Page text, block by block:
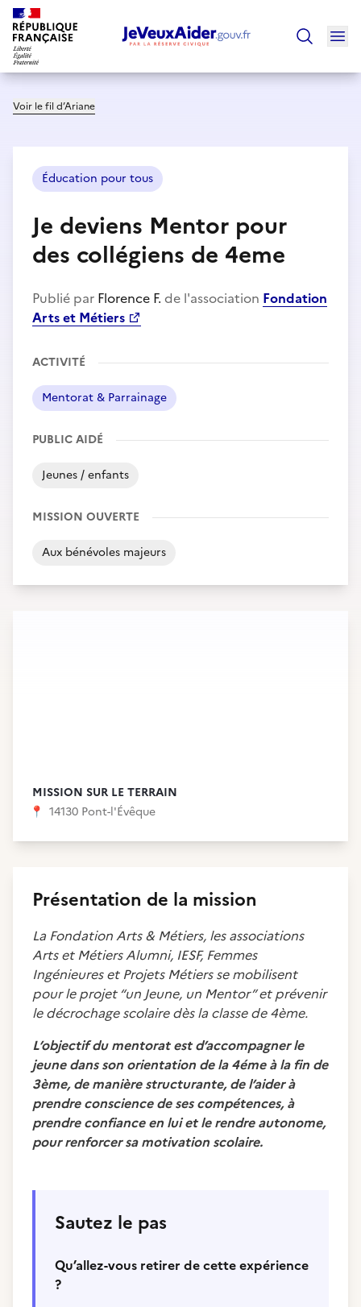
Voir le fil d’Ariane
Éducation pour tous
Je deviens Mentor pour
des collégiens de 4eme
Publié par Florence F. de l'association Fondation
Arts et Métiers
ACTIVITÉ
Mentorat & Parrainage
PUBLIC AIDÉ
Jeunes / enfants
MISSION OUVERTE
Aux bénévoles majeurs
MISSION SUR LE TERRAIN
📍 14130 Pont-l'Évêque
Présentation de la mission
La Fondation Arts & Métiers, les associations
Arts et Métiers Alumni, IESF, Femmes
Ingénieures et Projets Métiers se mobilisent
pour le projet “un Jeune, un Mentor” et prévenir
le décrochage scolaire dès la classe de 4ème.
L’objectif du mentorat est d’accompagner le
jeune dans son orientation de la 4éme à la fin de
3ème, de manière structurante, de l’aider à
prendre conscience de ses compétences, à
prendre confiance en lui et le rendre autonome,
pour renforcer sa motivation scolaire.
Sautez le pas
Qu’allez-vous retirer de cette expérience
?